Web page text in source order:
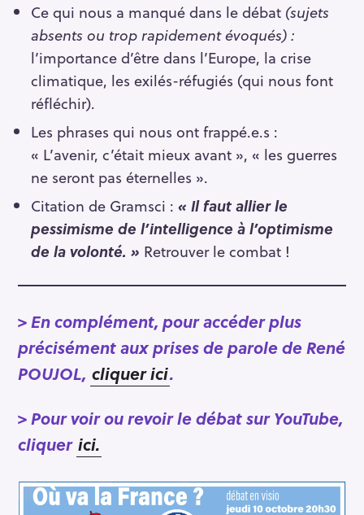
Ce qui nous a manqué dans le débat (sujets
absents ou trop rapidement évoqués) :
l’importance d’être dans l’Europe, la crise
climatique, les exilés-réfugiés (qui nous font
réfléchir).
Les phrases qui nous ont frappé.e.s :
« L’avenir, c’était mieux avant », « les guerres
ne seront pas éternelles ».
Citation de Gramsci : « Il faut allier le
pessimisme de l’intelligence à l’optimisme
de la volonté. » Retrouver le combat !
>En complément, pour accéder plus
précisément aux prises de parole de René
POUJOL, cliquer ici.
>Pour voir ou revoir le débat sur YouTube,
cliquer ici.